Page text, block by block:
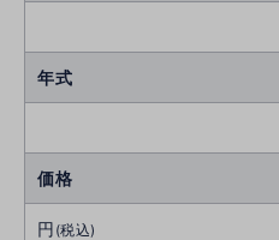
年式
価格
円 (税込)